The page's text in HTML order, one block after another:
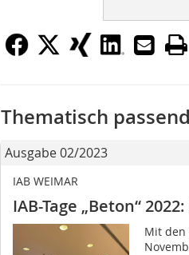
Thematisch
Ausgabe 02/2023
IAB WEIMAR
IAB-Tage „Beton“
Mit den